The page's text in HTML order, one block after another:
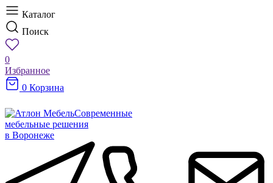
Каталог
Поиск
0
Избранное
0 Корзина
Современные
мебельные решения
в Воронеже